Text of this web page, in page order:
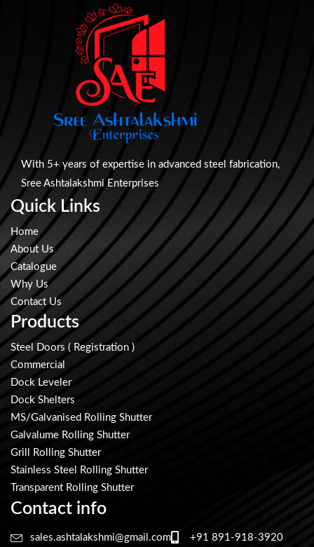
With 5+ years of expertise in advanced steel fabrication,
Sree Ashtalakshmi Enterprises
Quick Links
Home
About Us
Catalogue
Why Us
Contact Us
Products
Steel Doors ( Registration )
Commercial
Dock Leveler
Dock Shelters
MS/Galvanised Rolling Shutter
Galvalume Rolling Shutter
Grill Rolling Shutter
Stainless Steel Rolling Shutter
Transparent Rolling Shutter
Contact info
sales.ashtalakshmi@gmail.com +91 891-918-3920